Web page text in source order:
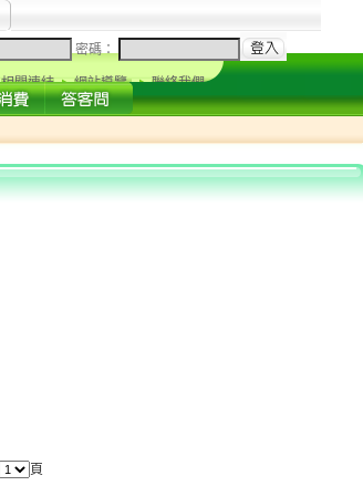
密碼：
相關連結 網站導覽 聯絡我們
頁